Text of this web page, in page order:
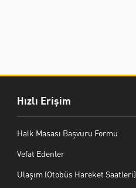
Hızlı Erişim
Halk Masası Başvuru Formu
Vefat Edenler
Ulaşım (Otobüs Hareket Saatleri)